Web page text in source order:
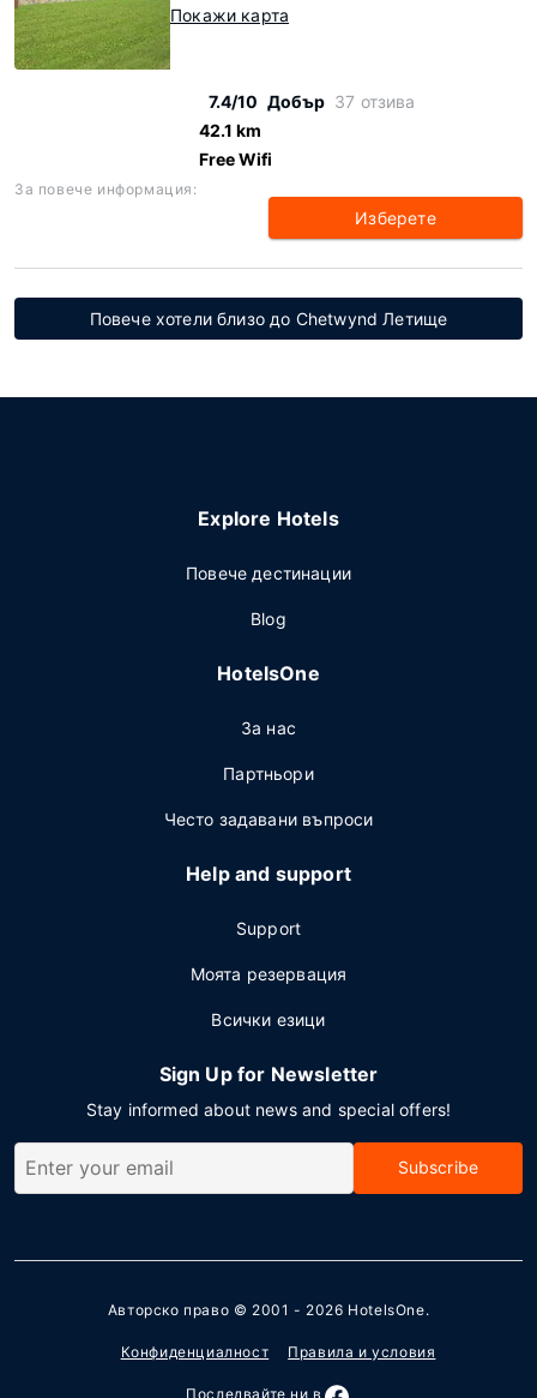
Покажи карта
7.4/10 Добър 37 отзива
42.1 km
Free Wifi
За повече информация:
Изберете
Повече хотели близо до Chetwynd Летище
Explore Hotels
Повече дестинации
Blog
HotelsOne
За нас
Партньори
Често задавани въпроси
Help and support
Support
Моята резервация
Всички езици
Sign Up for Newsletter
Stay informed about news and special offers!
Subscribe
Авторско право © 2001 - 2026 HotelsOne.
Конфиденциалност Правила и условия
Последвайте ни в